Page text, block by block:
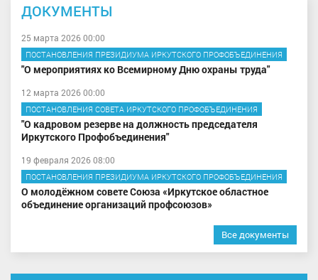
ДОКУМЕНТЫ
25 марта 2026 00:00
ПОСТАНОВЛЕНИЯ ПРЕЗИДИУМА ИРКУТСКОГО ПРОФОБЪЕДИНЕНИЯ
"О мероприятиях ко Всемирному Дню охраны труда"
12 марта 2026 00:00
ПОСТАНОВЛЕНИЯ СОВЕТА ИРКУТСКОГО ПРОФОБЪЕДИНЕНИЯ
"О кадровом резерве на должность председателя
Иркутского Профобъединения"
19 февраля 2026 08:00
ПОСТАНОВЛЕНИЯ ПРЕЗИДИУМА ИРКУТСКОГО ПРОФОБЪЕДИНЕНИЯ
О молодёжном совете Союза «Иркутское областное
объединение организаций профсоюзов»
Все документы